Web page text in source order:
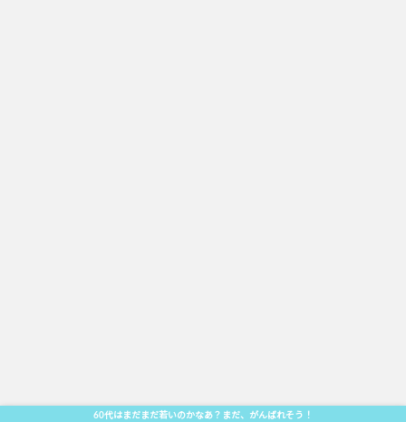
60代はまだまだ若いのかなあ？まだ、がんばれそう！